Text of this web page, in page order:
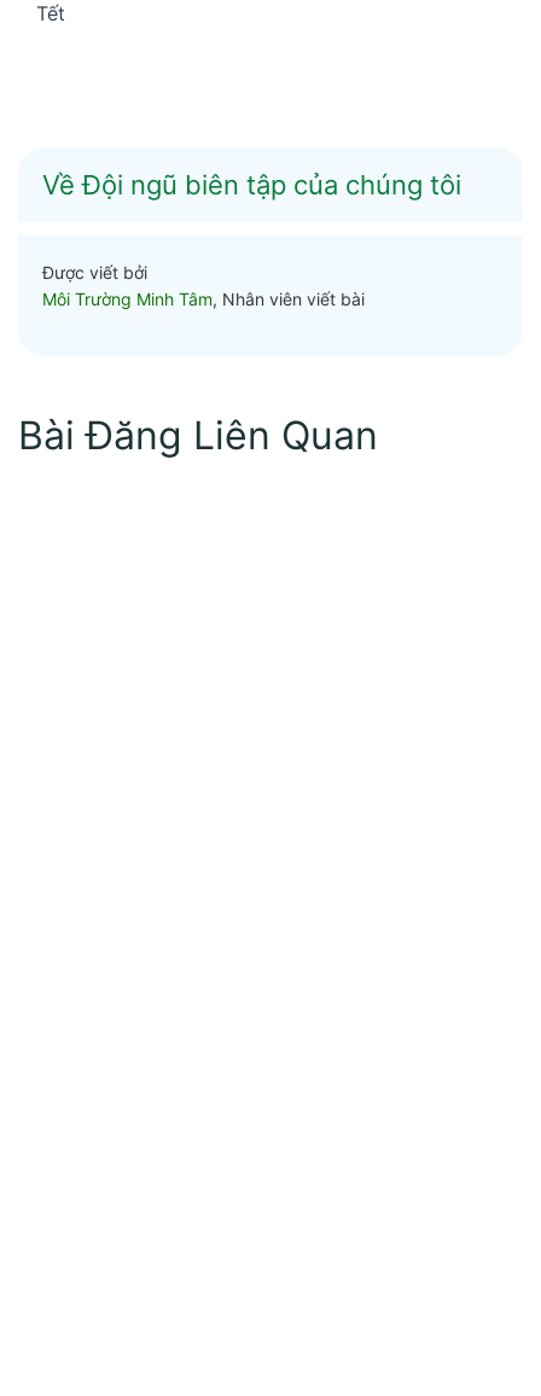
Tết
Về Đội ngũ biên tập của chúng tôi
Được viết bởi
Môi Trường Minh Tâm, Nhân viên viết bài
Bài Đăng Liên Quan